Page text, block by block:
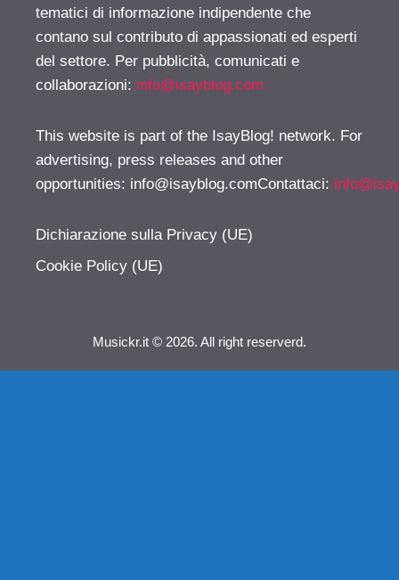
tematici di informazione indipendente che
contano sul contributo di appassionati ed esperti
del settore. Per pubblicità, comunicati e
collaborazioni: info@isayblog.com
This website is part of the IsayBlog! network. For
advertising, press releases and other
opportunities: info@isayblog.comContattaci:
Dichiarazione sulla Privacy (UE)
Cookie Policy (UE)
Musickr.it © 2026. All right reserverd.